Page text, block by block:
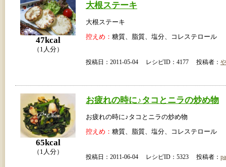
47kcal
（1人分）
大根ステーキ
大根ステーキ
控えめ： 糖質、脂質、塩分、コレステロール
投稿日：2011-05-04 レシピID：4177 投稿者：
65kcal
（1人分）
お疲れの時に♪タコとニラの炒め物
お疲れの時に♪タコとニラの炒め物
控えめ： 糖質、脂質、塩分、コレステロール
投稿日：2011-06-04 レシピID：5323 投稿者：